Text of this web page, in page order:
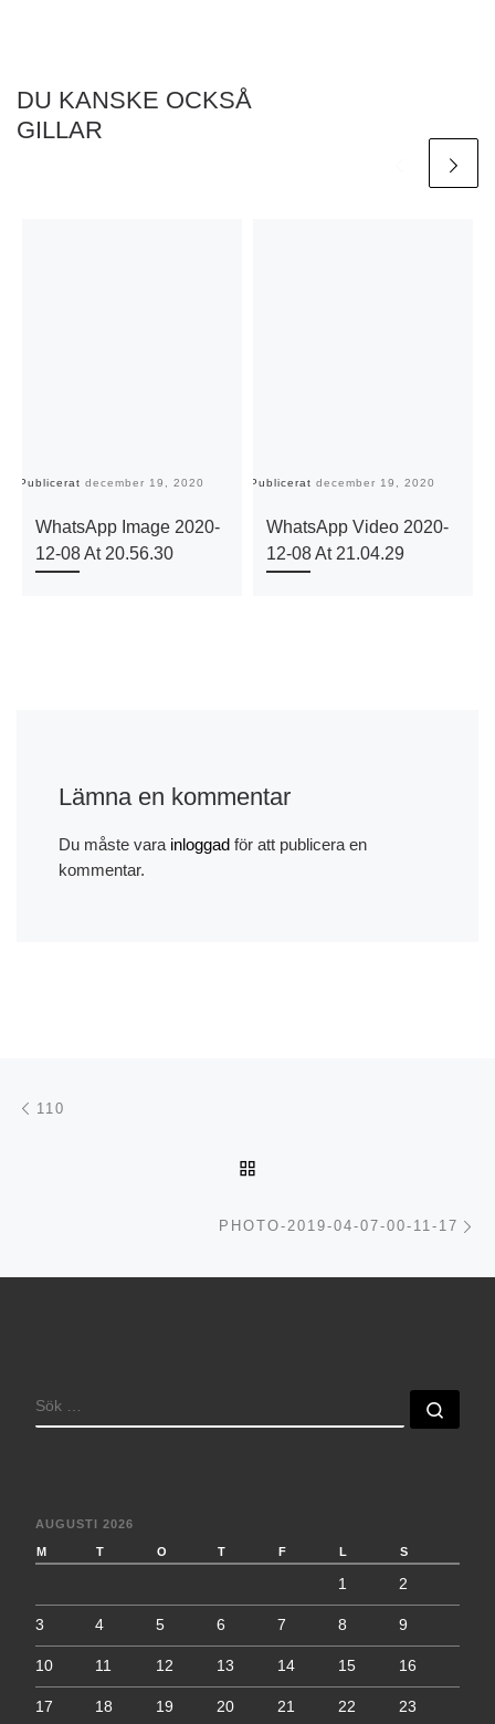
DU KANSKE OCKSÅ
GILLAR
Publicerat december 19, 2020
WhatsApp Image 2020-
12-08 At 20.56.30
Publicerat december 19, 2020
WhatsApp Video 2020-
12-08 At 21.04.29
Lämna en kommentar
Du måste vara inloggadför att publicera en
kommentar.
Inläggsnavigering
110
PHOTO-2019-04-07-00-11-17
SÖK
AUGUSTI 2026
M T O T F L S
1 2
3 4 5 6 7 8 9
10 11 12 13 14 15 16
17 18 19 20 21 22 23